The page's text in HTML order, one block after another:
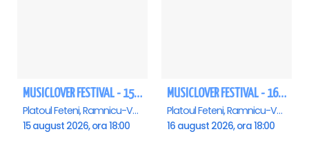
MUSICLOVER FESTIVAL - 15 AUGUST - CONNECT-R, DELIA, RON HEWITT, NICKI M, AURIKA
Platoul Feteni, Ramnicu-Valcea
15 august 2026, ora 18:00
MUSICLOVER FESTIVAL - 16 AUGUST - LEO DE LA ROSIORI SI MARCEL STEFANET & ETHNO REPUBLIC, TUDOR DEEJAY, VARER
Platoul Feteni, Ramnicu-Valcea
16 august 2026, ora 18:00